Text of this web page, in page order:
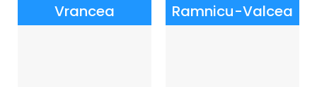
Vrancea Ramnicu-Valcea